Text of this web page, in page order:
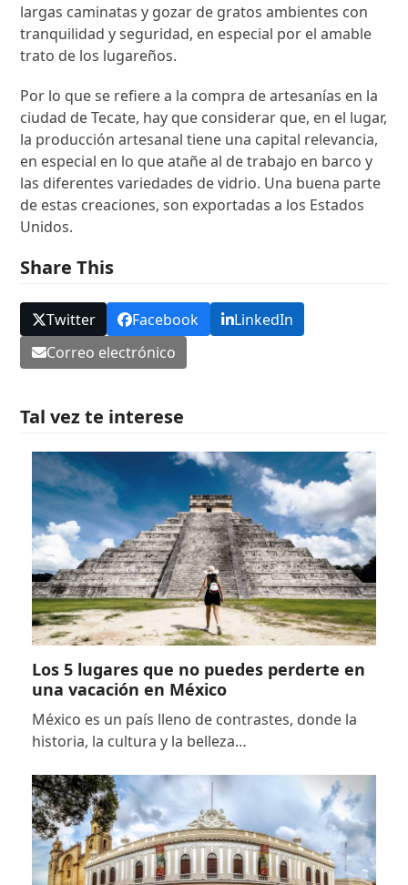
largas caminatas y gozar de gratos ambientes con
tranquilidad y seguridad, en especial por el amable
trato de los lugareños.
Por lo que se refiere a la compra de artesanías en la
ciudad de Tecate, hay que considerar que, en el lugar,
la producción artesanal tiene una capital relevancia,
en especial en lo que atañe al de trabajo en barco y
las diferentes variedades de vidrio. Una buena parte
de estas creaciones, son exportadas a los Estados
Unidos.
Share This
Twitter Facebook
LinkedIn
Correo electrónico
Tal vez te interese
Los 5 lugares que no puedes perderte en
una vacación en México
México es un país lleno de contrastes, donde la
historia, la cultura y la belleza…